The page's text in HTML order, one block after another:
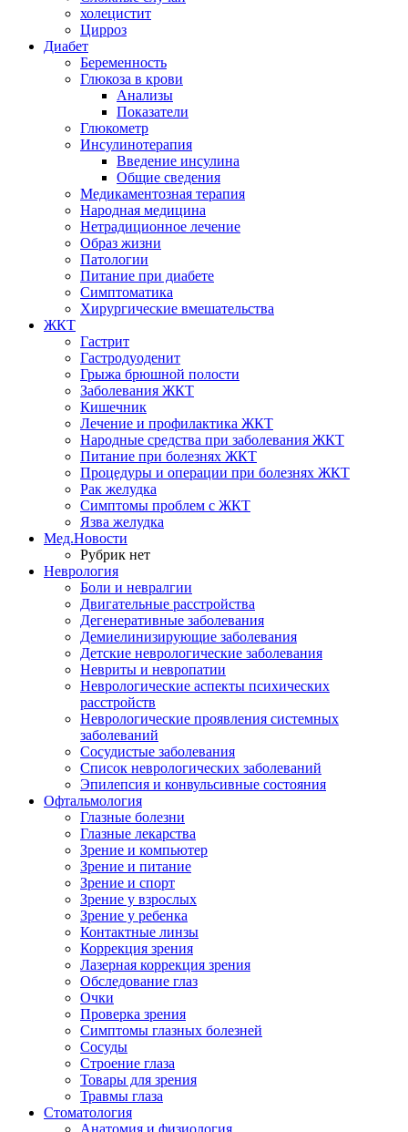
холецистит
Цирроз
Диабет
Беременность
Глюкоза в крови
Анализы
Показатели
Глюкометр
Инсулинотерапия
Введение инсулина
Общие сведения
Медикаментозная терапия
Народная медицина
Нетрадиционное лечение
Образ жизни
Патологии
Питание при диабете
Симптоматика
Хирургические вмешательства
ЖКТ
Гастрит
Гастродуоденит
Грыжа брюшной полости
Заболевания ЖКТ
Кишечник
Лечение и профилактика ЖКТ
Народные средства при заболевания ЖКТ
Питание при болезнях ЖКТ
Процедуры и операции при болезнях ЖКТ
Рак желудка
Симптомы проблем с ЖКТ
Язва желудка
Мед.Новости
Рубрик нет
Неврология
Боли и невралгии
Двигательные расстройства
Дегенеративные заболевания
Демиелинизирующие заболевания
Детские неврологические заболевания
Невриты и невропатии
Неврологические аспекты психических
расстройств
Неврологические проявления системных
заболеваний
Сосудистые заболевания
Список неврологических заболеваний
Эпилепсия и конвульсивные состояния
Офтальмология
Глазные болезни
Глазные лекарства
Зрение и компьютер
Зрение и питание
Зрение и спорт
Зрение у взрослых
Зрение у ребенка
Контактные линзы
Коррекция зрения
Лазерная коррекция зрения
Обследование глаз
Очки
Проверка зрения
Симптомы глазных болезней
Сосуды
Строение глаза
Товары для зрения
Травмы глаза
Стоматология
Анатомия и физиология